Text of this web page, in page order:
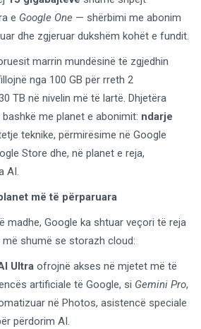
e Google One — shërbimi me abonim
dhe zgjeruar dukshëm kohët e fundit.
marrin mundësinë të zgjedhin
nga 100 GB për rreth 2
TB në nivelin më të lartë. Dhjetëra
me planet e abonimit: ndarje
teknike, përmirësime në Google
Store dhe, në planet e reja,
AI.
më të përparuara
madhe, Google ka shtuar veçori të reja
më shumë se storazh cloud:
Ultra ofrojnë akses në mjetet më të
artificiale të Google, si Gemini Pro,
në Photos, asistencë speciale
përdorim AI.